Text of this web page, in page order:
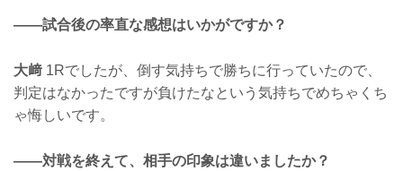
——試合後の率直な感想はいかがですか？
大﨑 1Rでしたが、倒す気持ちで勝ちに行っていたので、
判定はなかったですが負けたなという気持ちでめちゃくち
ゃ悔しいです。
——対戦を終えて、相手の印象は違いましたか？